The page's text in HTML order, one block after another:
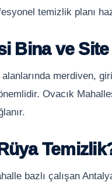
temizlik planı
Bina ve
merdiven,
Ovacık
bazlı çalışan